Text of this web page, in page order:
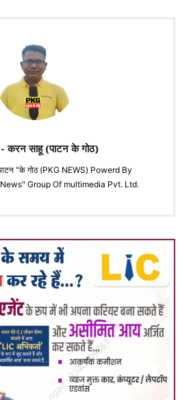
- करन साहू (पाटन के गोठ)
पाटन "के गोठ (PKG NEWS) Powerd By
Group Of multimedia Pvt. Ltd.